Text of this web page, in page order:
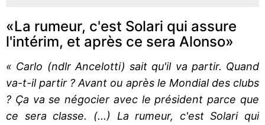
«La rumeur, c'est Solari qui assure
l'intérim, et après ce sera Alonso»
« Carlo (ndlr Ancelotti) sait qu'il va partir. Quand
va-t-il partir ? Avant ou après le Mondial des clubs
? Ça va se négocier avec le président parce que
ce sera classe. (...) La rumeur, c'est Solari qui